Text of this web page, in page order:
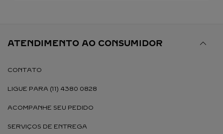
ATENDIMENTO AO CONSUMIDOR
CONTATO
LIGUE PARA (11) 4380 0828
ACOMPANHE SEU PEDIDO
SERVIÇOS DE ENTREGA